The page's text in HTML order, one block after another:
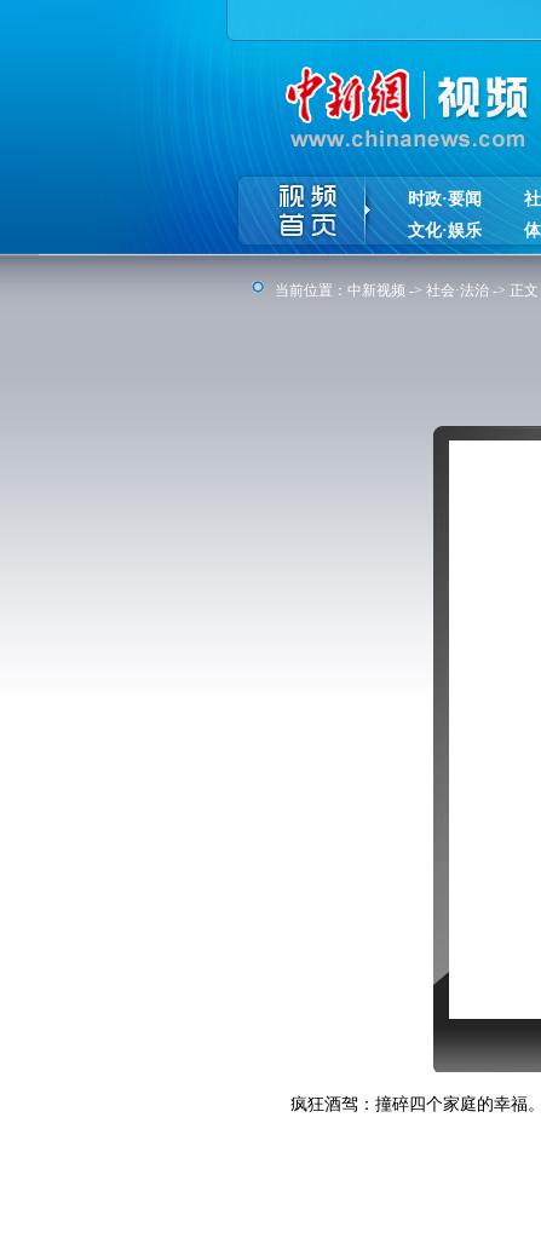
时政·要闻
文化·娱乐
当前位置： 中新视频 -> 社会·法治 -> 正文
疯狂酒驾：撞碎四个家庭的幸福。